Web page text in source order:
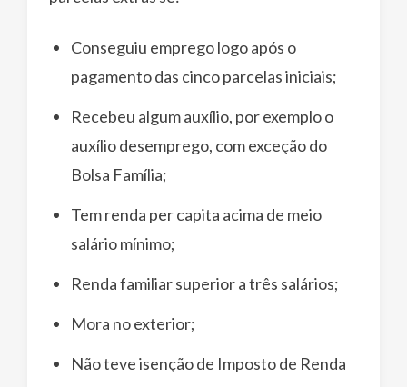
Conseguiu emprego logo após o
pagamento das cinco parcelas iniciais;
Recebeu algum auxílio, por exemplo o
auxílio desemprego, com exceção do
Bolsa Família;
Tem renda per capita acima de meio
salário mínimo;
Renda familiar superior a três salários;
Mora no exterior;
Não teve isenção de Imposto de Renda